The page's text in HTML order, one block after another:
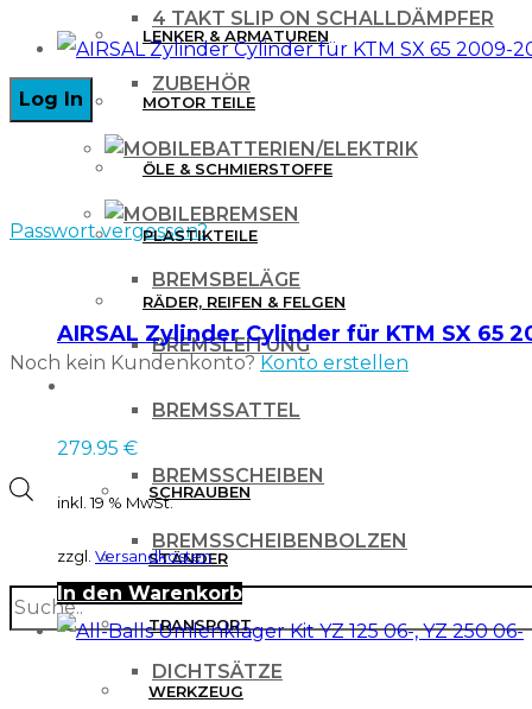
4 TAKT SLIP ON SCHALLDÄMPFER
ZUBEHÖR
BATTERIEN/ELEKTRIK
BREMSEN
BREMSBELÄGE
BREMSLEITUNG
BREMSSATTEL
BREMSSCHEIBEN
BREMSSCHEIBENBOLZEN
BREMSSCHEIBENSCHUTZ
DICHTSÄTZE
Passwort vergessen?
Noch kein Kundenkonto? Konto erstellen
Products
search
LENKER & ARMATUREN
MOTOR TEILE
ÖLE & SCHMIERSTOFFE
PLASTIKTEILE
RÄDER, REIFEN & FELGEN
SCHRAUBEN
STÄNDER
TRANSPORT
WERKZEUG
2019-
A
Menge
AIRSAL Zylinder Cylinder für KTM SX 65
279.95 €
inkl. 19 % MwSt.
zzgl. Versandkosten
In den Warenkorb